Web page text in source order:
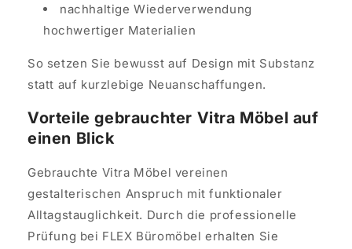
nachhaltige Wiederverwendung
hochwertiger Materialien
So setzen Sie bewusst auf Design mit Substanz
statt auf kurzlebige Neuanschaffungen.
Vorteile gebrauchter Vitra Möbel auf
einen Blick
Gebrauchte Vitra Möbel vereinen
gestalterischen Anspruch mit funktionaler
Alltagstauglichkeit. Durch die professionelle
Prüfung bei FLEX Büromöbel erhalten Sie